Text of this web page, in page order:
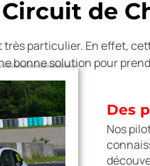
de
particulier. En effet,
bonne solution pour
Des
Nos